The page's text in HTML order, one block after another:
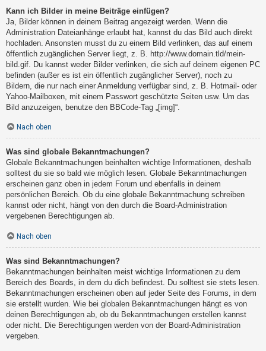
Kann ich Bilder in meine Beiträge einfügen?
Ja, Bilder können in deinem Beitrag angezeigt werden. Wenn die
Administration Dateianhänge erlaubt hat, kannst du das Bild auch direkt
hochladen. Ansonsten musst du zu einem Bild verlinken, das auf einem
öffentlich zugänglichen Server liegt, z. B. http://www.domain.tld/mein-
bild.gif. Du kannst weder Bilder verlinken, die sich auf deinem eigenen PC
befinden (außer es ist ein öffentlich zugänglicher Server), noch zu
Bildern, die nur nach einer Anmeldung verfügbar sind, z. B. Hotmail- oder
Yahoo-Mailboxen, mit einem Passwort geschützte Seiten usw. Um das
Bild anzuzeigen, benutze den BBCode-Tag „[img]“.
Nach oben
Was sind globale Bekanntmachungen?
Globale Bekanntmachungen beinhalten wichtige Informationen, deshalb
solltest du sie so bald wie möglich lesen. Globale Bekanntmachungen
erscheinen ganz oben in jedem Forum und ebenfalls in deinem
persönlichen Bereich. Ob du eine globale Bekanntmachung schreiben
kannst oder nicht, hängt von den durch die Board-Administration
vergebenen Berechtigungen ab.
Nach oben
Was sind Bekanntmachungen?
Bekanntmachungen beinhalten meist wichtige Informationen zu dem
Bereich des Boards, in dem du dich befindest. Du solltest sie stets lesen.
Bekanntmachungen erscheinen oben auf jeder Seite des Forums, in dem
sie erstellt wurden. Wie bei globalen Bekanntmachungen hängt es von
deinen Berechtigungen ab, ob du Bekanntmachungen erstellen kannst
oder nicht. Die Berechtigungen werden von der Board-Administration
vergeben.